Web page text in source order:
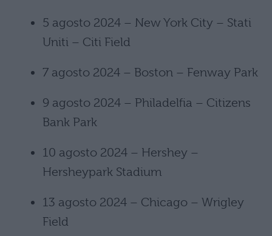
5 agosto 2024 – New York City – Stati
Uniti – Citi Field
7 agosto 2024 – Boston – Fenway Park
9 agosto 2024 – Philadelfia – Citizens
Bank Park
10 agosto 2024 – Hershey –
Hersheypark Stadium
13 agosto 2024 – Chicago – Wrigley
Field